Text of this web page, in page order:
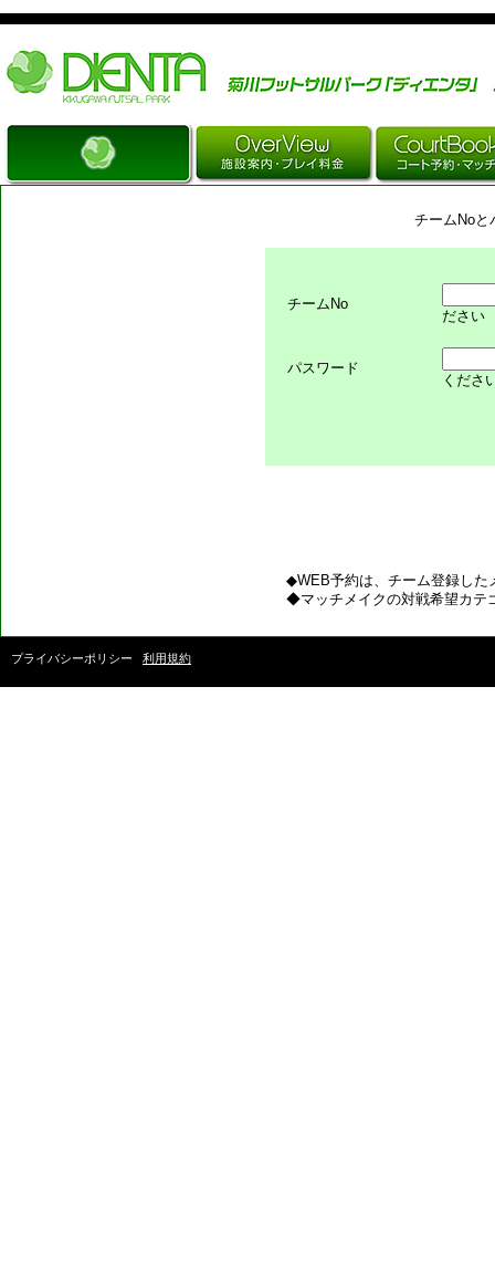
チームNoと
チームNo
ださい
パスワード
くださ
◆WEB予約は、チーム登録した
◆マッチメイクの対戦希望カテ
プライバシーポリシー 利用規約